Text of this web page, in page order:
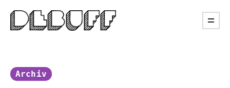
Archiv